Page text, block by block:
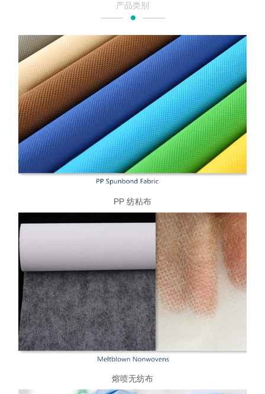
产品类别
PP 纺粘布
熔喷无纺布